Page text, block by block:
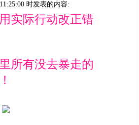
时发表的内容:
实际行动改正错
所有没去暴走的